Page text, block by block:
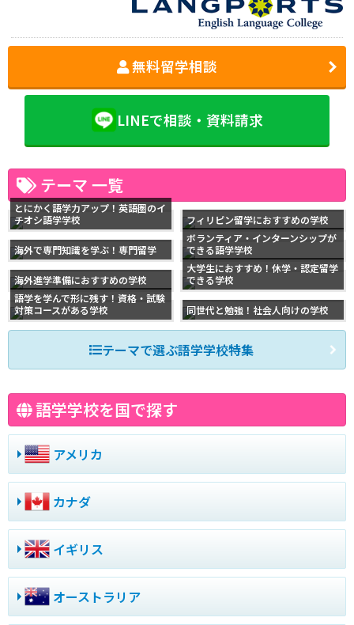
無料留学相談
LINEで相談・資料請求
テーマ 一覧
とにかく語学力アップ！英語圏のイ
チオシ語学学校
フィリピン留学におすすめの学校
海外で専門知識を学ぶ！専門留学
ボランティア・インターンシップが
できる語学学校
海外進学準備におすすめの学校
大学生におすすめ！休学・認定留学
できる学校
語学を学んで形に残す！資格・試験
対策コースがある学校
同世代と勉強！社会人向けの学校
テーマで選ぶ語学学校特集
語学学校を国で探す
アメリカ
カナダ
イギリス
オーストラリア